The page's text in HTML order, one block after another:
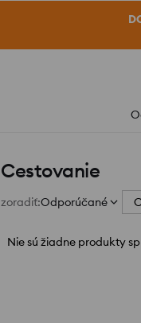
Cestovanie
zoradiť:Odporúčané
Nie sú žiadne produkty